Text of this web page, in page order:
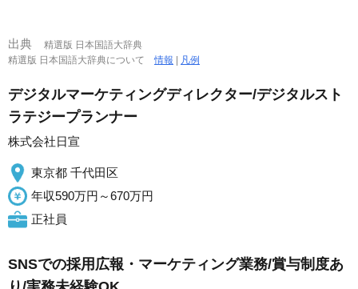
出典
精選版 日本国語大辞典
精選版 日本国語大辞典について情報 | 凡例
デジタルマーケティングディレクター/デジタルスト
ラテジープランナー
株式会社日宣
東京都 千代田区
年収590万円～670万円
正社員
SNSでの採用広報・マーケティング業務/賞与制度あ